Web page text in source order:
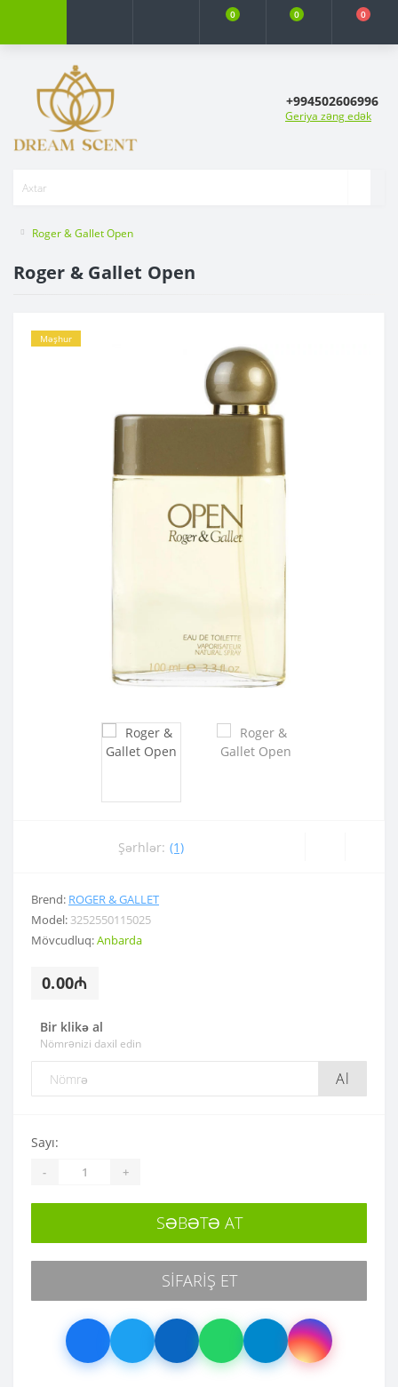
0 0 0
+994502606996
Geriya zəng edək
Roger & Gallet Open
Roger & Gallet Open
Məşhur
Şərhlər: (1)
Brend: ROGER & GALLET
Model: 3252550115025
Mövcudluq:Anbarda
0.00₼
Bir klikə al
Nömrənizi daxil edin
Al
Sayı:
- +
SƏBƏTƏ AT
SIFARIŞ ET